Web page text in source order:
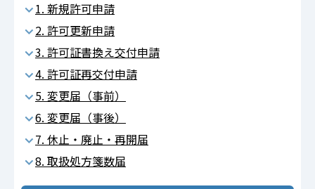
1. 新規許可申請
2. 許可更新申請
3. 許可証書換え交付申請
4. 許可証再交付申請
5. 変更届（事前）
6. 変更届（事後）
7. 休止・廃止・再開届
8. 取扱処方箋数届